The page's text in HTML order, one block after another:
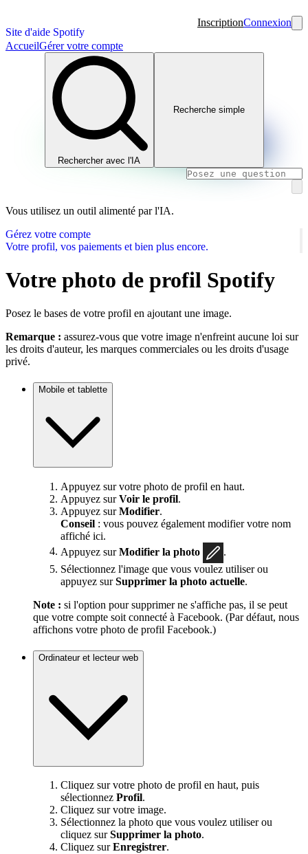
Site d'aide Spotify
InscriptionConnexion
AccueilGérer votre compte
Rechercher avec l'IA
Recherche simple
Vous utilisez un outil alimenté par l'IA.
Gérez votre compte
Votre profil, vos paiements et bien plus encore.
Votre photo de profil Spotify
Posez le bases de votre profil en ajoutant une image.
Remarque : assurez-vous que votre image n'enfreint aucune loi sur
les droits d'auteur, les marques commerciales ou les droits d'usage
privé.
Mobile et tablette
Appuyez sur votre photo de profil en haut.
Appuyez surVoir le profil.
Appuyez surModifier.
Conseil : vous pouvez également modifier votre nom
affiché ici.
Appuyez surModifier la photo
.
Sélectionnez l'image que vous voulez utiliser ou
appuyez surSupprimer la photo actuelle.
Note : si l'option pour supprimer ne s'affiche pas, il se peut
que votre compte soit connecté à Facebook. (Par défaut, nous
affichons votre photo de profil Facebook.)
Ordinateur et lecteur web
Cliquez sur votre photo de profil en haut, puis
sélectionnez Profil.
Cliquez sur votre image.
Sélectionnez la photo que vous voulez utiliser ou
cliquez surSupprimer la photo.
Cliquez surEnregistrer.